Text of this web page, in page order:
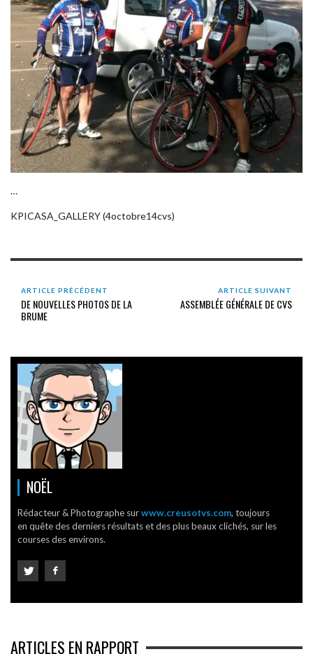
…
KPICASA_GALLERY (4octobre14cvs)
ARTICLE PRÉCÉDENT
DE NOUVELLES PHOTOS DE LA
BRUME
ARTICLE SUIVANT
ASSEMBLÉE GÉNÉRALE DE CVS
NOËL
Rédacteur & Photographe surwww.creusotvs.com, toujours
en quête des derniers résultats et des plus beaux clichés, sur les
courses des environs.
ARTICLES EN RAPPORT